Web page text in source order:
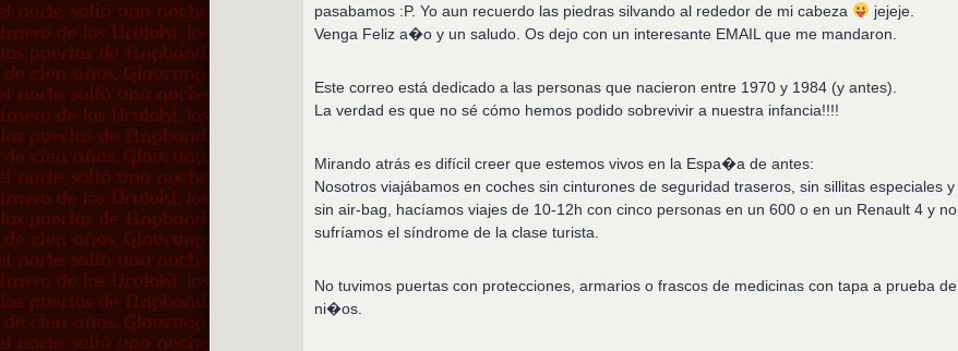
pasabamos :P. Yo aun recuerdo las piedras silvando al rededor de mi cabeza
jejeje.
Venga Feliz a�o y un saludo. Os dejo con un interesante EMAIL que me mandaron.
Este correo está dedicado a las personas que nacieron entre 1970 y 1984 (y antes).
La verdad es que no sé cómo hemos podido sobrevivir a nuestra infancia!!!!
Mirando atrás es difícil creer que estemos vivos en la Espa�a de antes:
Nosotros viajábamos en coches sin cinturones de seguridad traseros, sin sillitas especiales y
sin air-bag, hacíamos viajes de 10-12h con cinco personas en un 600 o en un Renault 4 y no
sufríamos el síndrome de la clase turista.
No tuvimos puertas con protecciones, armarios o frascos de medicinas con tapa a prueba de
ni�os.